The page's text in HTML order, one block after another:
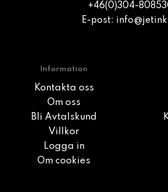
+46(0)304-
E-post:
Information
Kontakta oss
Om oss
Bli Avtalskund
Villkor
Logga in
Om cookies